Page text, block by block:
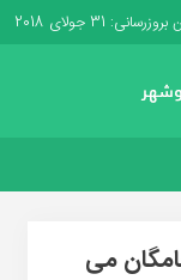
31 جولای 2018
می